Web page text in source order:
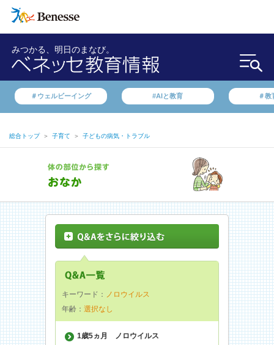
みつかる、明日のまなび。
＃ウェルビーイング #AIと教育 ＃教
総合トップ ＞ 子育て ＞ 子どもの病気・トラブル
キーワード：
ノロウイルス
年齢： 選択なし
1歳5ヵ月
ノロウイルス